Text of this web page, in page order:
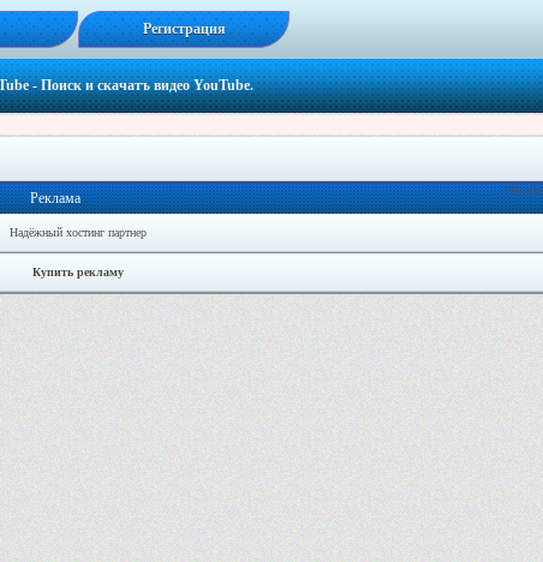
Регистрация
- Поиск и скачатъ видео YouTube.
Реклама
Надёжный хостинг партнер
Купить рекламу